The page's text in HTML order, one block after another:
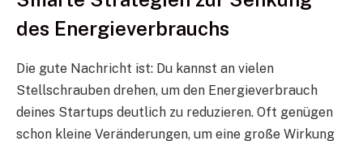
des Energieverbrauchs
Die gute Nachricht ist: Du kannst an vielen
Stellschrauben drehen, um den Energieverbrauch
deines Startups deutlich zu reduzieren. Oft genügen
schon kleine Veränderungen, um eine große Wirkung